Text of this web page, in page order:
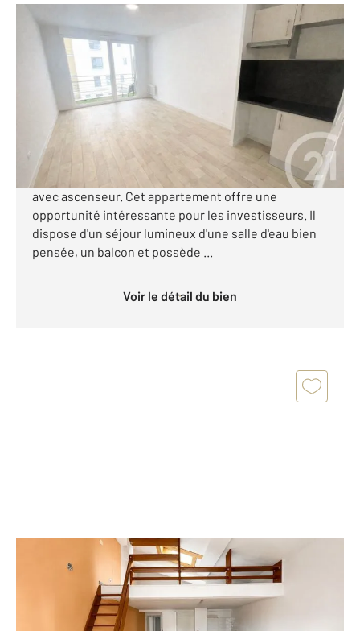
TOULOUSE 31
24 m
2, 1 pièce
Ref : 30312
Appartement T1 à vendre
109 000 €
TOULOUSE - MONTAUDRAN : Découvrez cet
appartement idéal pour les étudiants au 4e étage
avec ascenseur. Cet appartement offre une
opportunité intéressante pour les investisseurs. Il
dispose d'un séjour lumineux d'une salle d'eau bien
pensée, un balcon et possède ...
Voir le détail du bien
TOULOUSE 31
44,04 m
, 2 pièces
Ref : 29897
Appartement T2 à vendre